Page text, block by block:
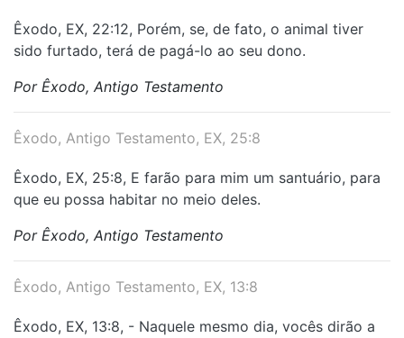
Êxodo, EX, 22:12, Porém, se, de fato, o animal tiver
sido furtado, terá de pagá-lo ao seu dono.
Por Êxodo, Antigo Testamento
Êxodo, Antigo Testamento, EX, 25:8
Êxodo, EX, 25:8, E farão para mim um santuário, para
que eu possa habitar no meio deles.
Por Êxodo, Antigo Testamento
Êxodo, Antigo Testamento, EX, 13:8
Êxodo, EX, 13:8, - Naquele mesmo dia, vocês dirão a